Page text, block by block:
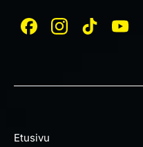
Etusivu